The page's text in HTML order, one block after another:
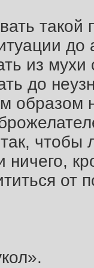
такой
из мухи
до
образом
ничего,
от